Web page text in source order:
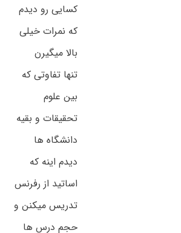
کسایی رو دیدم
که نمرات خیلی
بالا میگیرن
تنها تفاوتی که
بین علوم
تحقیقات و بقیه
دانشگاه ها
دیدم اینه که
اساتید از رفرنس
تدریس میکنن و
حجم درس ها